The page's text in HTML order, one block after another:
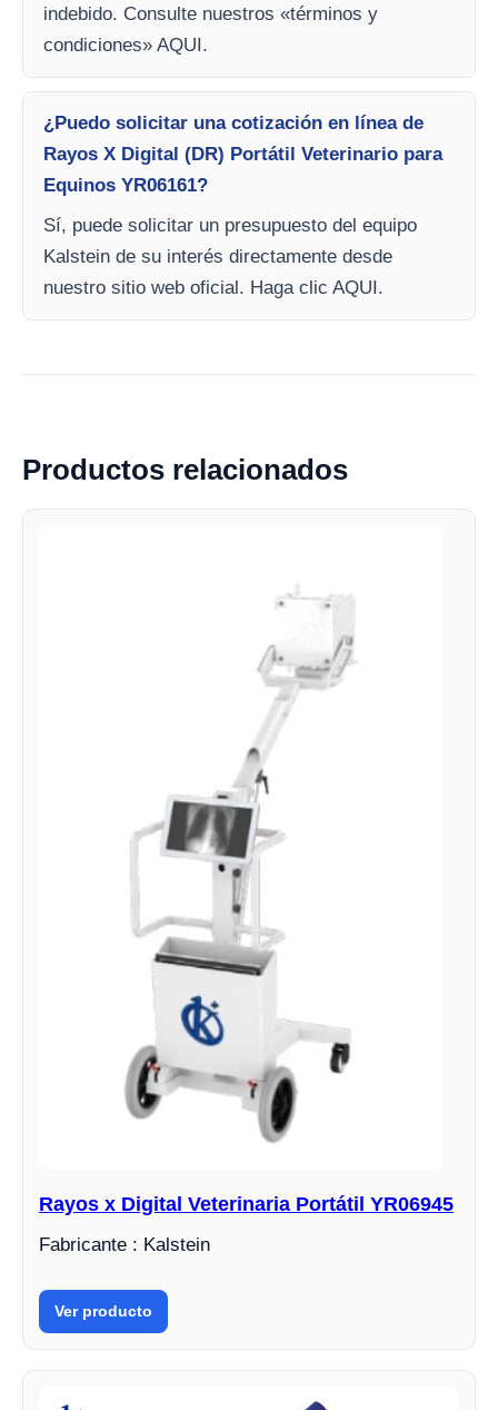
indebido. Consulte nuestros «términos y
condiciones» AQUI.
¿Puedo solicitar una cotización en línea de
Rayos X Digital (DR) Portátil Veterinario para
Equinos YR06161?
Sí, puede solicitar un presupuesto del equipo
Kalstein de su interés directamente desde
nuestro sitio web oficial. Haga clic AQUI.
Productos relacionados
Rayos x Digital Veterinaria Portátil YR06945
Fabricante : Kalstein
Ver producto